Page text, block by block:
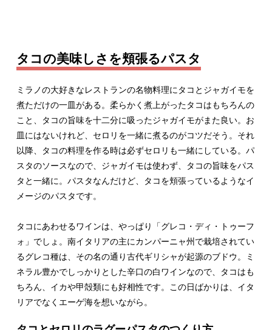
タコの美味しさを頬張るパスタ
ミラノの大好きなレストランの名物料理にタコとジャガイモを
煮ただけの一皿がある。柔らかく煮上がったタコはもちろんの
こと、タコの旨味を十二分に吸ったジャガイモがまた良い。お
皿にはないけれど、セロリを一緒に煮るのがコツだそう。それ
以降、タコの料理を作る時は必ずセロリも一緒にしている。パ
スタのソースなので、ジャガイモは使わず、タコの旨味をパス
タと一緒に。パスタなんだけど、タコを頬張っているようなイ
メージのパスタです。
タコにあわせるワインは、やっぱり「グレコ・ディ・トゥーフ
ォ」でしょ。南イタリアの主にカンパーニャ州で栽培されてい
るグレコ種は、その名の通り古代ギリシャが起源のブドウ。ミ
ネラル豊かでしっかりとした辛口の白ワインなので、タコはも
ちろん、イカや甲殻類にも好相性です。この日ばかりは、イタ
リアでなくエーゲ海を想いながら。